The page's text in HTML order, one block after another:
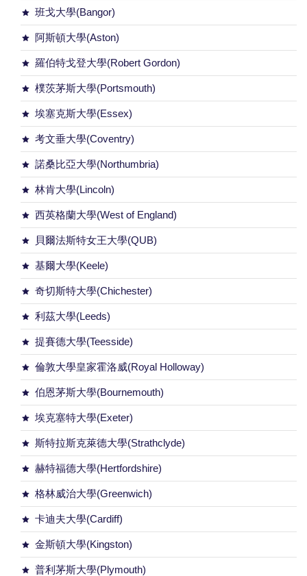
班戈大學(Bangor)
阿斯頓大學(Aston)
羅伯特戈登大學(Robert Gordon)
樸茨茅斯大學(Portsmouth)
埃塞克斯大學(Essex)
考文垂大學(Coventry)
諾桑比亞大學(Northumbria)
林肯大學(Lincoln)
西英格蘭大學(West of England)
貝爾法斯特女王大學(QUB)
基爾大學(Keele)
奇切斯特大學(Chichester)
利茲大學(Leeds)
提賽德大學(Teesside)
倫敦大學皇家霍洛威(Royal Holloway)
伯恩茅斯大學(Bournemouth)
埃克塞特大學(Exeter)
斯特拉斯克萊德大學(Strathclyde)
赫特福德大學(Hertfordshire)
格林威治大學(Greenwich)
卡迪夫大學(Cardiff)
金斯頓大學(Kingston)
普利茅斯大學(Plymouth)